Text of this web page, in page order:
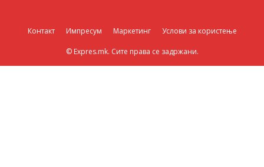
Контакт Импресум Маркетинг Услови за користење
© Expres.mk. Сите права се задржани.